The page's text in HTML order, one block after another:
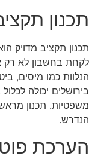
תכנון
תכנון תקציב מדויק
לקחת בחשבון לא רק
הנלוות כמו מיסים,
בירושלים יכולה
משפטיות. תכנון מראש
הנדרש.
הערכת